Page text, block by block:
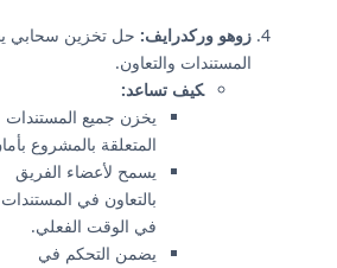
زوهو وركدرايف: حل تخزين سحابي
المستندات والتعاون.
كيف تساعد:
يخزن جميع المستندات
المتعلقة بالمشروع
يسمح لأعضاء الفريق
بالتعاون في المستندات
في الوقت الفعلي.
يضمن التحكم في